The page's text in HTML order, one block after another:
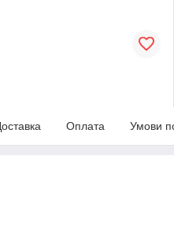
Оплата Умови